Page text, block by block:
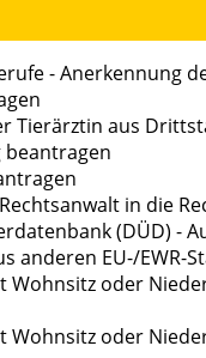
- Anerkennung
Tierärztin aus
in die
(DÜD) -
anderen EU-/EWR-
oder
oder